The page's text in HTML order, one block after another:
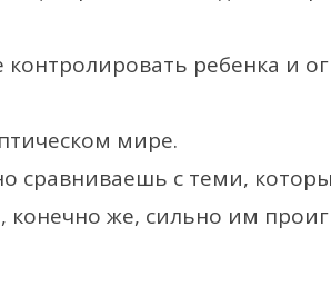
ребенка и
мире.
сравниваешь с теми,
конечно же, сильно им